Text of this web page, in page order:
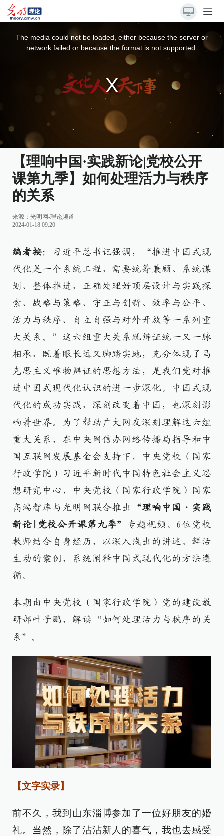
The media could not be loaded, either because the server or
network failed or because the format is not supported.
【理响中国·实践新论|党校公开
课第九季】如何处理活力与秩序
的关系
来源： 光明网-理论频道
2024-01-18 09:20
编者按：习近平总书记强调，“推进中国式现
代化是一个系统工程，需要统筹兼顾、系统谋
划、整体推进，正确处理好顶层设计与实践探
索、战略与策略、守正与创新、效率与公平、
活力与秩序、自立自强与对外开放等一系列重
大关系。”这六组重大关系既辩证统一又一脉
相承，既着眼长远又脚踏实地，充分体现了马
克思主义唯物辩证的思想方法，是我们党对推
进中国式现代化认识的进一步深化。中国式现
代化的成功实践，深刻改变着中国，也深刻影
响着世界。为了帮助广大网友深刻理解这六组
重大关系，在中央网信办网络传播局指导和中
国互联网发展基金会支持下，中央党校（国家
行政学院）习近平新时代中国特色社会主义思
想研究中心、中央党校（国家行政学院）国家
高端智库与光明网联合推出
“理响中国·实践
新论|党校公开课第九季” 专题视频。6位党校
教师结合自身经历，以深入浅出的讲述、鲜活
生动的案例，系统阐释中国式现代化的方法遵
循。
本期由中央党校（国家行政学院）党的建设教
研部叶子鹏，解读“如何处理活力与秩序的关
系”。
【文字实录】
前不久，我到山东淄博参加了一位好朋友的婚
礼。当然，除了沾沾新人的喜气，我也去感受